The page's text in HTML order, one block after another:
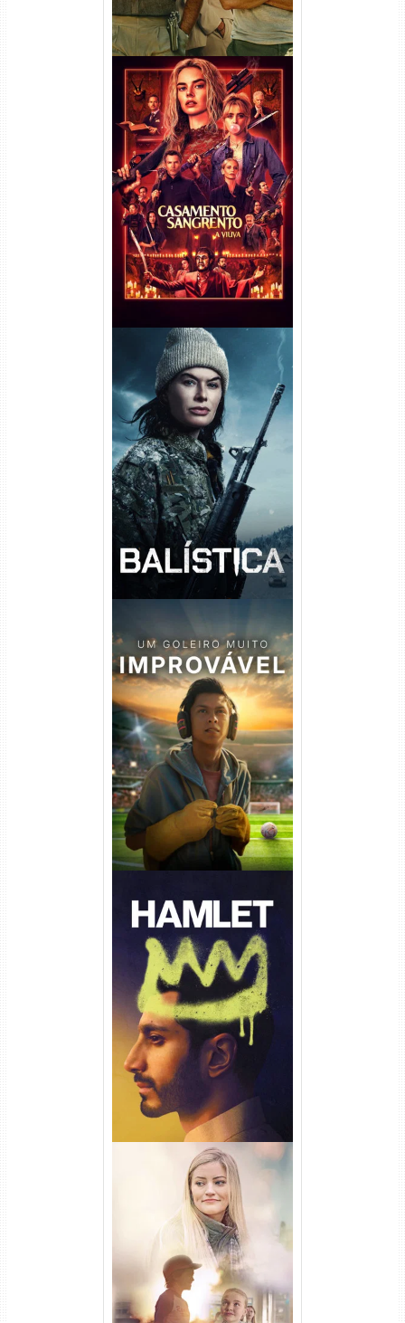
Casamento Sangrento: A
Viúva Torrent (2026) WEB-DL
720p/1080p/4K Dual Áudio
Balística Torrent (2025) WEB-
DL 1080p Dual Áudio
Um Goleiro Muito Improvável
Torrent (2026) WEB-DL 1080p
Dual Áudio
Hamlet Torrent (2026) WEB-
DL 1080p Dual Áudio
Uma Amizade para Recordar
Torrent (2025) WEB-DL 1080p
Dual Áudio